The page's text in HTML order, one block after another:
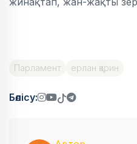
Парламент ерлан қарин
Бөлісу: